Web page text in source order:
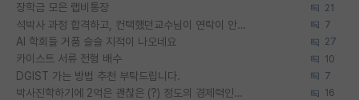
장학금 모은 랩비통장 21
석박사 과정 합격하고, 컨택했던교수님이 연락이 안됩니다... 7
AI 학회들 거품 슬슬 지적이 나오네요 27
카이스트 서류 전형 배수 10
DGIST 가는 방법 추천 부탁드립니다. 7
박사진학하기에 2억은 괜찮은 (?) 정도의 경제력인가요 16